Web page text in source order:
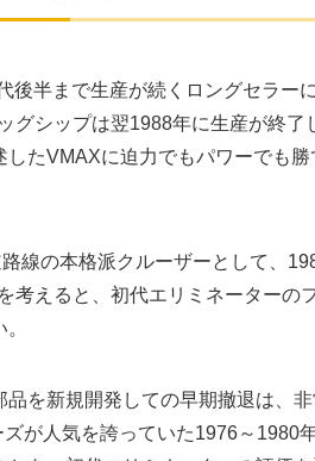
後半まで生産が続くロングセラー
シップは翌1988年に生産が終了
たVMAXに迫力でもパワーでも
線の本格派クルーザーとして、
考えると、初代エリミネーターの
を新規開発しての早期撤退は、
が人気を誇っていた1976～1980